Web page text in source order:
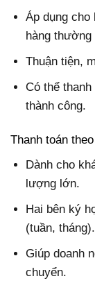
Áp dụng cho
hàng thường
Thuận tiện,
Có thể
thành công.
Thanh toán
Dành cho
lượng lớn.
Hai bên ký
(tuần, tháng).
Giúp doanh
chuyển.